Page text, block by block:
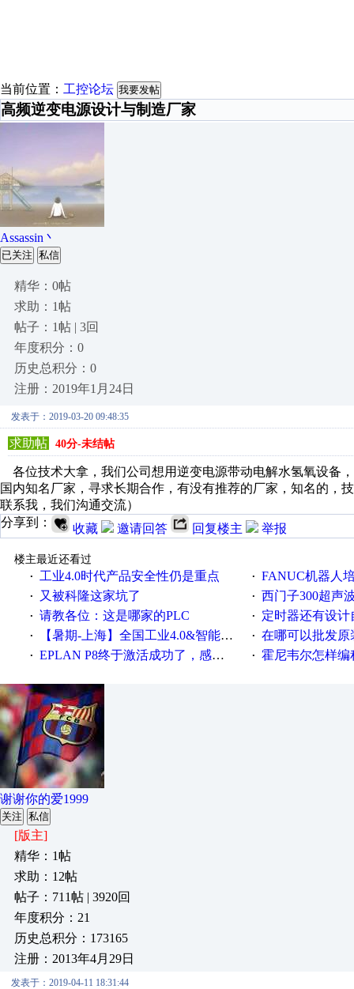
当前位置： 工控论坛 我要发帖
高频逆变电源设计与制造厂家
Assassin丶
已关注 私信
精华：0帖
求助：1帖
帖子：1帖 | 3回
年度积分：0
历史总积分：0
注册：2019年1月24日
发表于：2019-03-20 09:48:35
求助帖 40分-未结帖
各位技术大拿，我们公司想用逆变电源带动电解水氢氧设备
国内知名厂家，寻求长期合作，有没有推荐的厂家，知名的，
联系我，我们沟通交流）
分享到：
收藏 邀请回答 回复楼主 举报
楼主最近还看过
·
工业4.0时代产品安全性仍是重点 · FANUC机器人
· 又被科隆这家坑了 · 西门子300超声波
· 请教各位：这是哪家的PLC · 定时器还有设
· 【暑期-上海】全国工业4.0&智能制造高级培训班通知！ · 在哪可以批发原装正品
· EPLAN P8终于激活成功了，感谢网上无私的高人！ · 霍尼韦尔怎样编
谢谢你的爱1999
关注 私信
[版主]
精华：1帖
求助：12帖
帖子：711帖 | 3920回
年度积分：21
历史总积分：173165
注册：2013年4月29日
发表于：2019-04-11 18:31:44